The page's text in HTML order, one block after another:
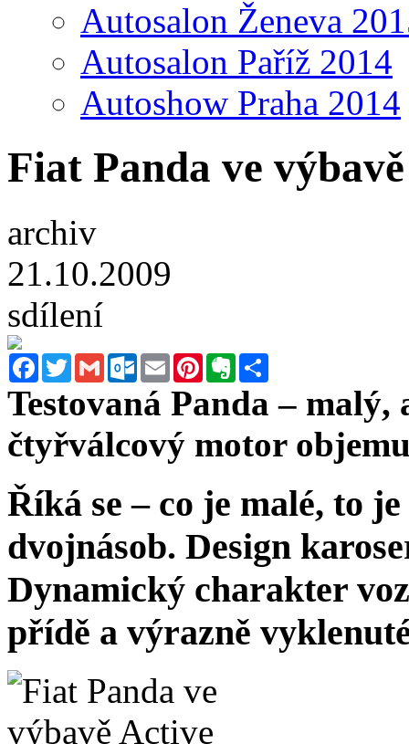
Autosalon Ženeva
Autosalon Paříž 2014
Autoshow Praha 2014
Fiat Panda ve
archiv
21.10.2009
sdílení
FacebookTwitterGmail Outlook.com
Email PinterestEvernote
Testovaná Panda –
čtyřválcový motor
Říká se – co je malé, to
dvojnásob. Design
Dynamický charakter
přídě a výrazně